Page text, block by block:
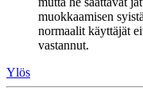
muokkaamisen
normaalit käyttäjät
vastannut.
Ylös